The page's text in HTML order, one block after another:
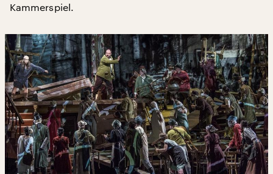
Kammerspiel.